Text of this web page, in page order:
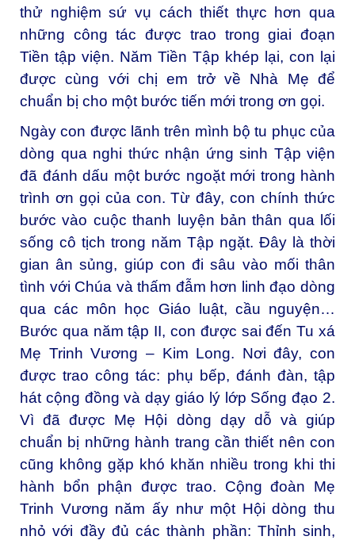
thử nghiệm sứ vụ cách thiết thực hơn qua
những công tác được trao trong giai đoạn
Tiền tập viện. Năm Tiền Tập khép lại, con lại
được cùng với chị em trở về Nhà Mẹ để
chuẩn bị cho một bước tiến mới trong ơn gọi.
Ngày con được lãnh trên mình bộ tu phục của
dòng qua nghi thức nhận ứng sinh Tập viện
đã đánh dấu một bước ngoặt mới trong hành
trình ơn gọi của con. Từ đây, con chính thức
bước vào cuộc thanh luyện bản thân qua lối
sống cô tịch trong năm Tập ngặt. Đây là thời
gian ân sủng, giúp con đi sâu vào mối thân
tình với Chúa và thấm đẫm hơn linh đạo dòng
qua các môn học Giáo luật, cầu nguyện…
Bước qua năm tập II, con được sai đến Tu xá
Mẹ Trinh Vương – Kim Long. Nơi đây, con
được trao công tác: phụ bếp, đánh đàn, tập
hát cộng đồng và dạy giáo lý lớp Sống đạo 2.
Vì đã được Mẹ Hội dòng dạy dỗ và giúp
chuẩn bị những hành trang cần thiết nên con
cũng không gặp khó khăn nhiều trong khi thi
hành bổn phận được trao. Cộng đoàn Mẹ
Trinh Vương năm ấy như một Hội dòng thu
nhỏ với đầy đủ các thành phần: Thỉnh sinh,